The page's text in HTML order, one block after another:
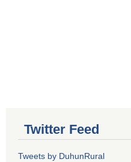
Twitter Feed
Tweets by DuhunRural